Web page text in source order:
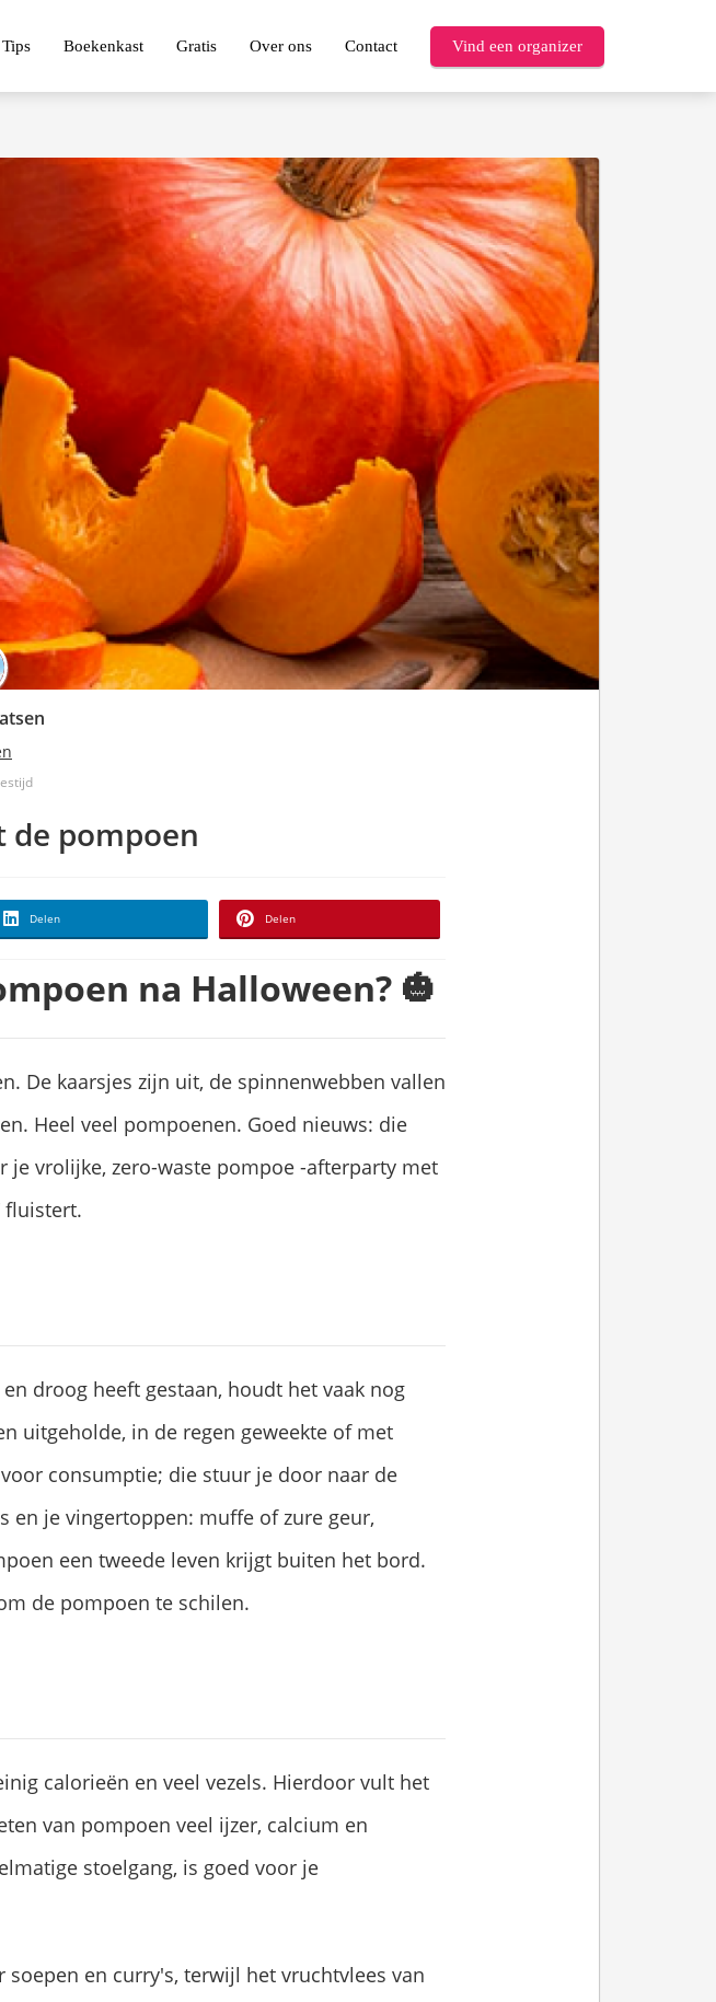
Tips Boekenkast Gratis Over ons Contact Vind een organizer
de pompoen
Delen Delen
na Halloween? 🎃
De kaarsjes zijn uit, de spinnenwebben vallen
Heel veel pompoenen. Goed nieuws: die
vrolijke, zero-waste pompoe -afterparty met
fluistert.
droog heeft gestaan, houdt het vaak nog
uitgeholde, in de regen geweekte of met
consumptie; die stuur je door naar de
en je vingertoppen: muffe of zure geur,
een tweede leven krijgt buiten het bord.
de pompoen te schilen.
calorieën en veel vezels. Hierdoor vult het
van pompoen veel ijzer, calcium en
stoelgang, is goed voor je
en curry's, terwijl het vruchtvlees van